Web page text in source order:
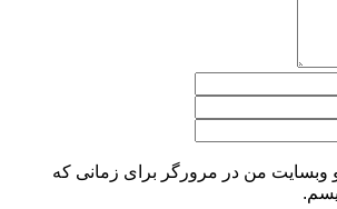
و وبسایت من در مرورگر برای زمانی که